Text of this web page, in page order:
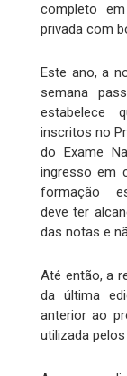
completo
privada com
Este ano, a
semana
estabelece
inscritos no
do Exame
ingresso em
formação
deve ter
das notas e
Até então, a
da última
anterior ao
utilizada